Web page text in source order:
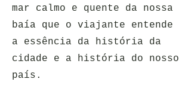
mar calmo e quente da nossa
baía que o viajante entende
a essência da história da
cidade e a história do nosso
país.